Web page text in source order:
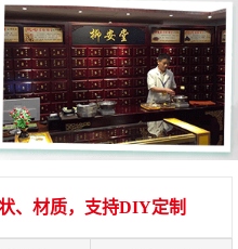
、材质，支持DIY定制